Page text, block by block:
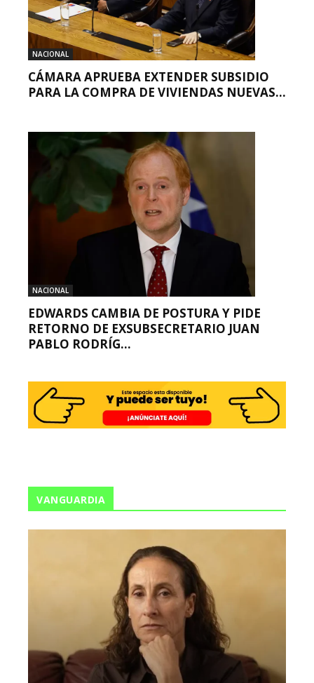
NACIONAL
CÁMARA APRUEBA EXTENDER SUBSIDIO
PARA LA COMPRA DE VIVIENDAS NUEVAS...
NACIONAL
EDWARDS CAMBIA DE POSTURA Y PIDE
RETORNO DE EXSUBSECRETARIO JUAN
PABLO RODRÍG...
VANGUARDIA